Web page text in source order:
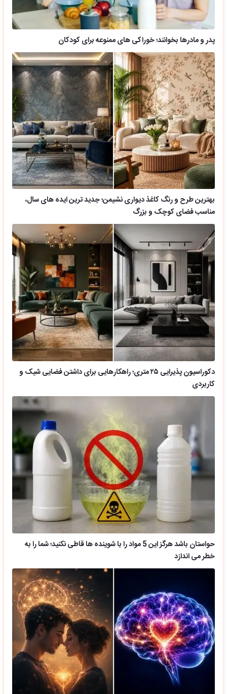
پدر و مادرها بخوانند؛ خوراکی های ممنوعه برای کودکان
بهترین طرح و رنگ کاغذ دیواری نشیمن؛ جدید ترین ایده های سال،
مناسب فضای کوچک و بزرگ
دکوراسیون پذیرایی ۲۵ متری؛ راهکارهایی برای داشتن فضایی شیک و
کاربردی
حواستان باشد هرگز این 5 مواد را با شوینده ها قاطی نکنید؛ شما را به
خطر می اندازد